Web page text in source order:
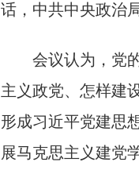
话，中共中央政治
会议认为，党的
主义政党、怎样建
形成习近平党建思
展马克思主义建党